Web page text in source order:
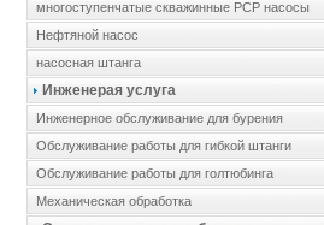
многоступенчатые скважинные PCP насосы
Hефтяной насос
насосная штанга
Инженерая услуга
Инженерное обслуживание для бурения
Обслуживание работы для гибкой штанги
Обслуживание работы для голтюбинга
Механическая обработка